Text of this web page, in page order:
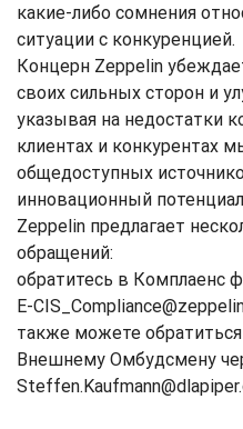
какие-либо сомнения
ситуации с конкуренцией.
Концерн Zeppelin
своих сильных сторон и
указывая на недостатки
клиентах и конкурентах
общедоступных
инновационный
Zeppelin предлагает
обращений:
обратитесь в Комплаенс
E-
также можете
Внешнему Омбудсмену